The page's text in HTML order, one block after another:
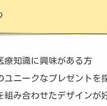
療知識に興味がある方
ユニークなプレゼントを
組み合わせたデザインが